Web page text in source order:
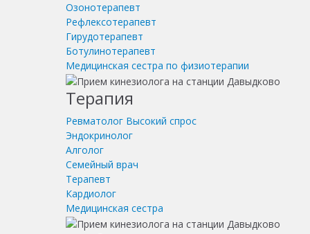
Озонотерапевт
Рефлексотерапевт
Гирудотерапевт
Ботулинотерапевт
Медицинская сестра по физиотерапии
Терапия
Ревматолог Высокий спрос
Эндокринолог
Алголог
Семейный врач
Терапевт
Кардиолог
Медицинская сестра